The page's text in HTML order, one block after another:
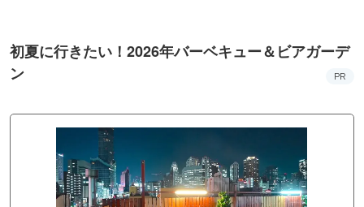
初夏に行きたい！2026年バーベキュー＆ビアガーデ
ン
PR